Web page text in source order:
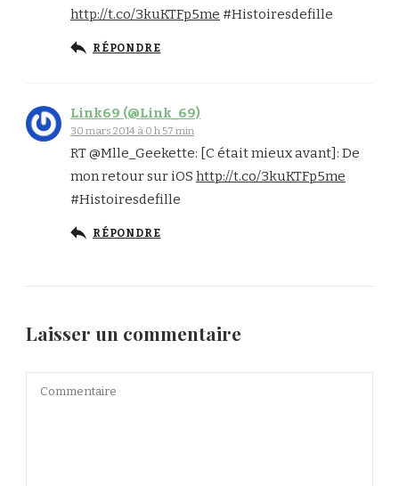
http://t.co/3kuKTFp5me #Histoiresdefille
RÉPONDRE
Link69 (@Link_69)
30 mars 2014 à 0 h 57 min
RT @Mlle_Geekette: [C était mieux avant]: De
mon retour sur iOS http://t.co/3kuKTFp5me
#Histoiresdefille
RÉPONDRE
Laisser un commentaire